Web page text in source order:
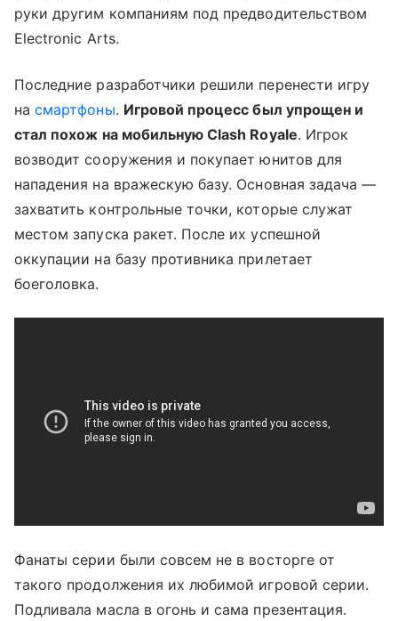
руки другим компаниям под предводительством
Electronic Arts.
Последние разработчики решили перенести игру
насмартфоны. Игровой процесс был упрощен и
стал похож на мобильную Clash Royale. Игрок
возводит сооружения и покупает юнитов для
нападения на вражескую базу. Основная задача —
захватить контрольные точки, которые служат
местом запуска ракет. После их успешной
оккупации на базу противника прилетает
боеголовка.
Фанаты серии были совсем не в восторге от
такого продолжения их любимой игровой серии.
Подливала масла в огонь и сама презентация.